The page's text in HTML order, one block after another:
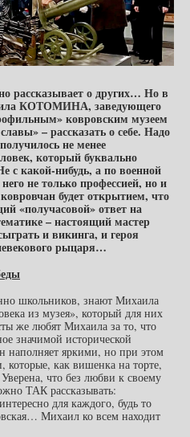
рассказывает о других… Но в
КОТОМИНА, заведующего
ковровским музеем
– рассказать о себе. Надо
не менее
который буквально
с какой-нибудь, а по военной
не только профессией, но и
будет открытием, что
«получасовой» ответ на
– настоящий мастер
и викинга, и героя
рыцаря…
школьников, знают Михаила
из музея», который для них
же любят Михаила за то, что
значимой исторической
наполняет яркими, но при этом
как вишенка на торте,
что без любви к своему
ТАК рассказывать:
для каждого, будь то
Михаил ко всем находит